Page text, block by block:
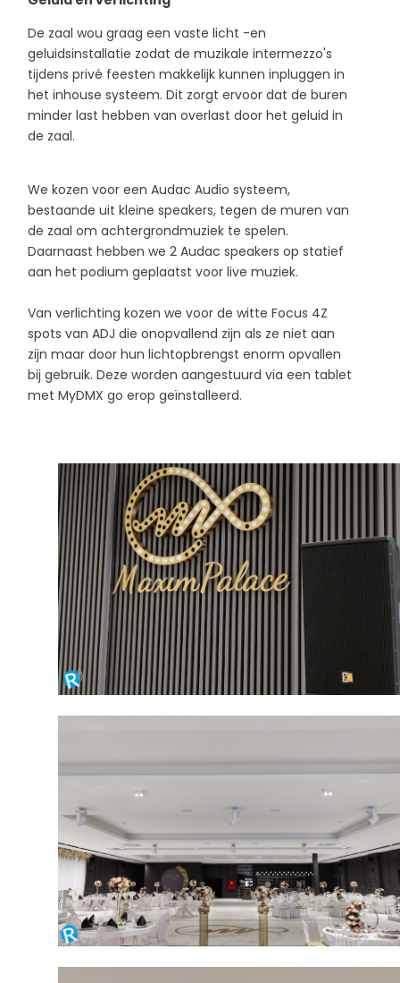
De zaal wou graag een vaste licht -en
geluidsinstallatie zodat de muzikale intermezzo's
tijdens privé feesten makkelijk kunnen inpluggen in
het inhouse systeem. Dit zorgt ervoor dat de buren
minder last hebben van overlast door het geluid in
de zaal.
We kozen voor een Audac Audio systeem,
bestaande uit kleine speakers, tegen de muren van
de zaal om achtergrondmuziek te spelen.
Daarnaast hebben we 2 Audac speakers op statief
aan het podium geplaatst voor live muziek.
Van verlichting kozen we voor de witte Focus 4Z
spots van ADJ die onopvallend zijn als ze niet aan
zijn maar door hun lichtopbrengst enorm opvallen
bij gebruik. Deze worden aangestuurd via een tablet
met MyDMX go erop geïnstalleerd.